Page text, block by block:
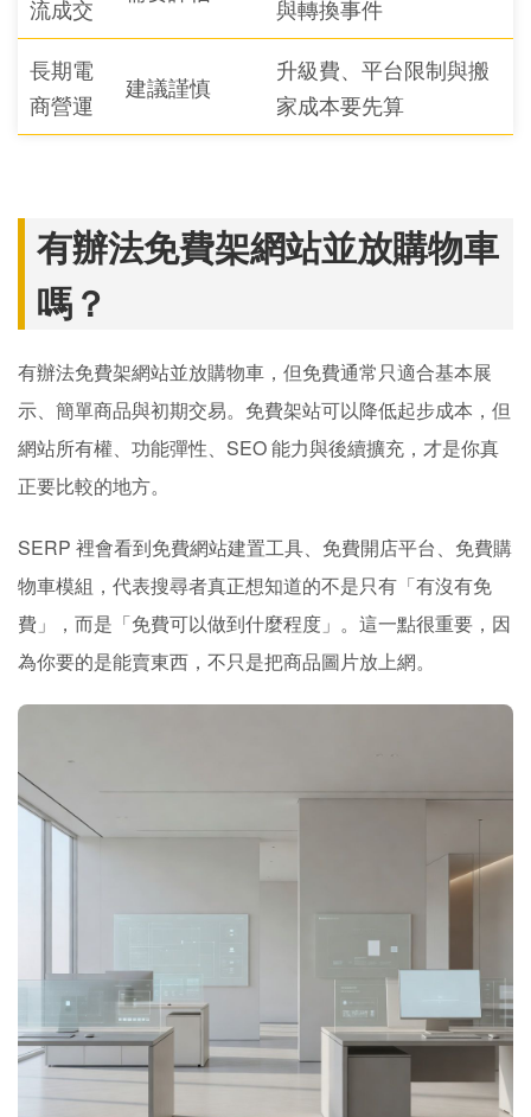
流成交
與轉換事件
長期電
商營運
建議謹慎
升級費、平台限制與搬
家成本要先算
有辦法免費架網站並放購物車
嗎？
有辦法免費架網站並放購物車，但免費通常只適合基本展
示、簡單商品與初期交易。免費架站可以降低起步成本，但
網站所有權、功能彈性、SEO 能力與後續擴充，才是你真
正要比較的地方。
SERP 裡會看到免費網站建置工具、免費開店平台、免費購
物車模組，代表搜尋者真正想知道的不是只有「有沒有免
費」，而是「免費可以做到什麼程度」。這一點很重要，因
為你要的是能賣東西，不只是把商品圖片放上網。